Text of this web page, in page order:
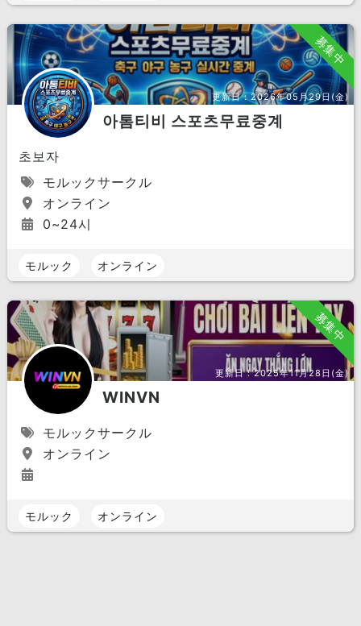
募集中
更新日：2026年05月29日(金)
아톰티비 스포츠무료중계
초보자
モルックサークル
オンライン
0~24시
モルック オンライン
募集中
更新日：2025年11月28日(金)
WINVN
モルックサークル
オンライン
モルック オンライン